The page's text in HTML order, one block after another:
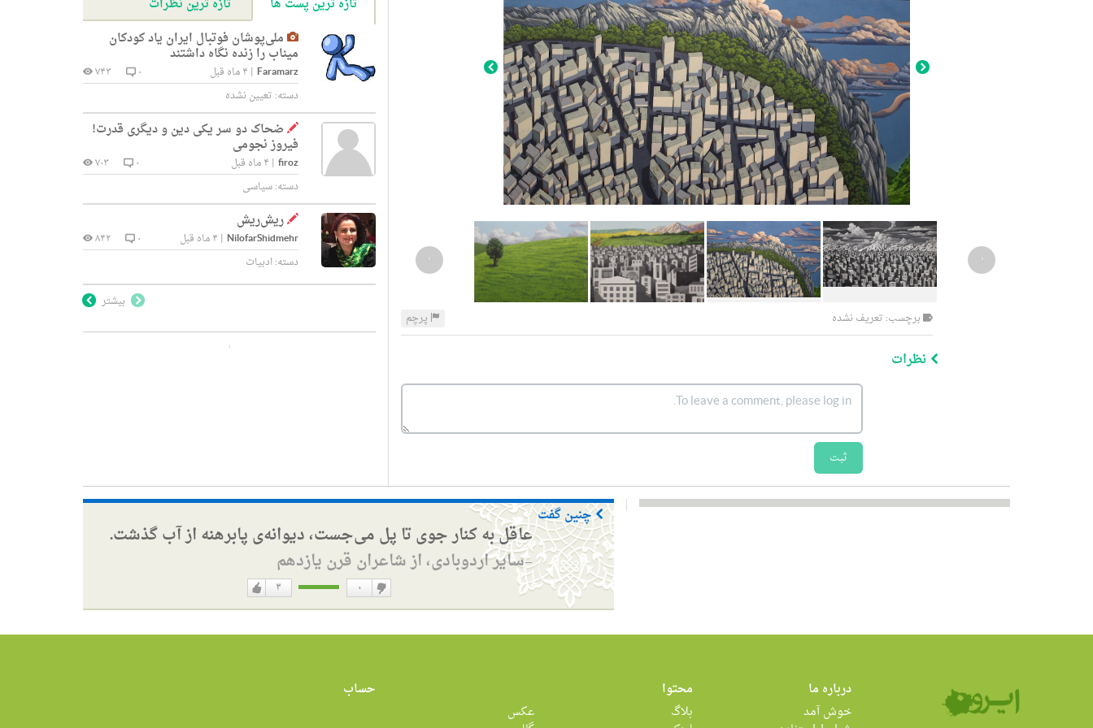
‹
›
برچسب: تعریف نشده پرچم
نظرات
ثبت
تازه ترین پست ها
تازه ترین نظرات
ملی‌پوشان فوتبال ایران یاد کودکان
میناب را زنده نگاه داشتند
Faramarz
| ۴ ماه قبل ۰
۷۴۳
دسته: تعیین نشده
ضحاک دو سر یکی دین و دیگری قدرت!
فیروز نجومی
firoz
| ۴ ماه قبل ۰
۷۰۳
دسته:سیاسی
ریش‌ریش
NilofarShidmehr
| ۴ ماه قبل ۰
۸۴۲
دسته:ادبیات
بیشتر
چنین گفت
عاقل به کنار جوی تا پل می‌جست، دیوانه‌ی پابرهنه از آب گذشت.
—سایر اردوبادی، از شاعران قرن یازدهم
دوست
۳ ۰
دوست
درباره ما
خوش آمد
محتوا
بلاگ
عکس
حساب